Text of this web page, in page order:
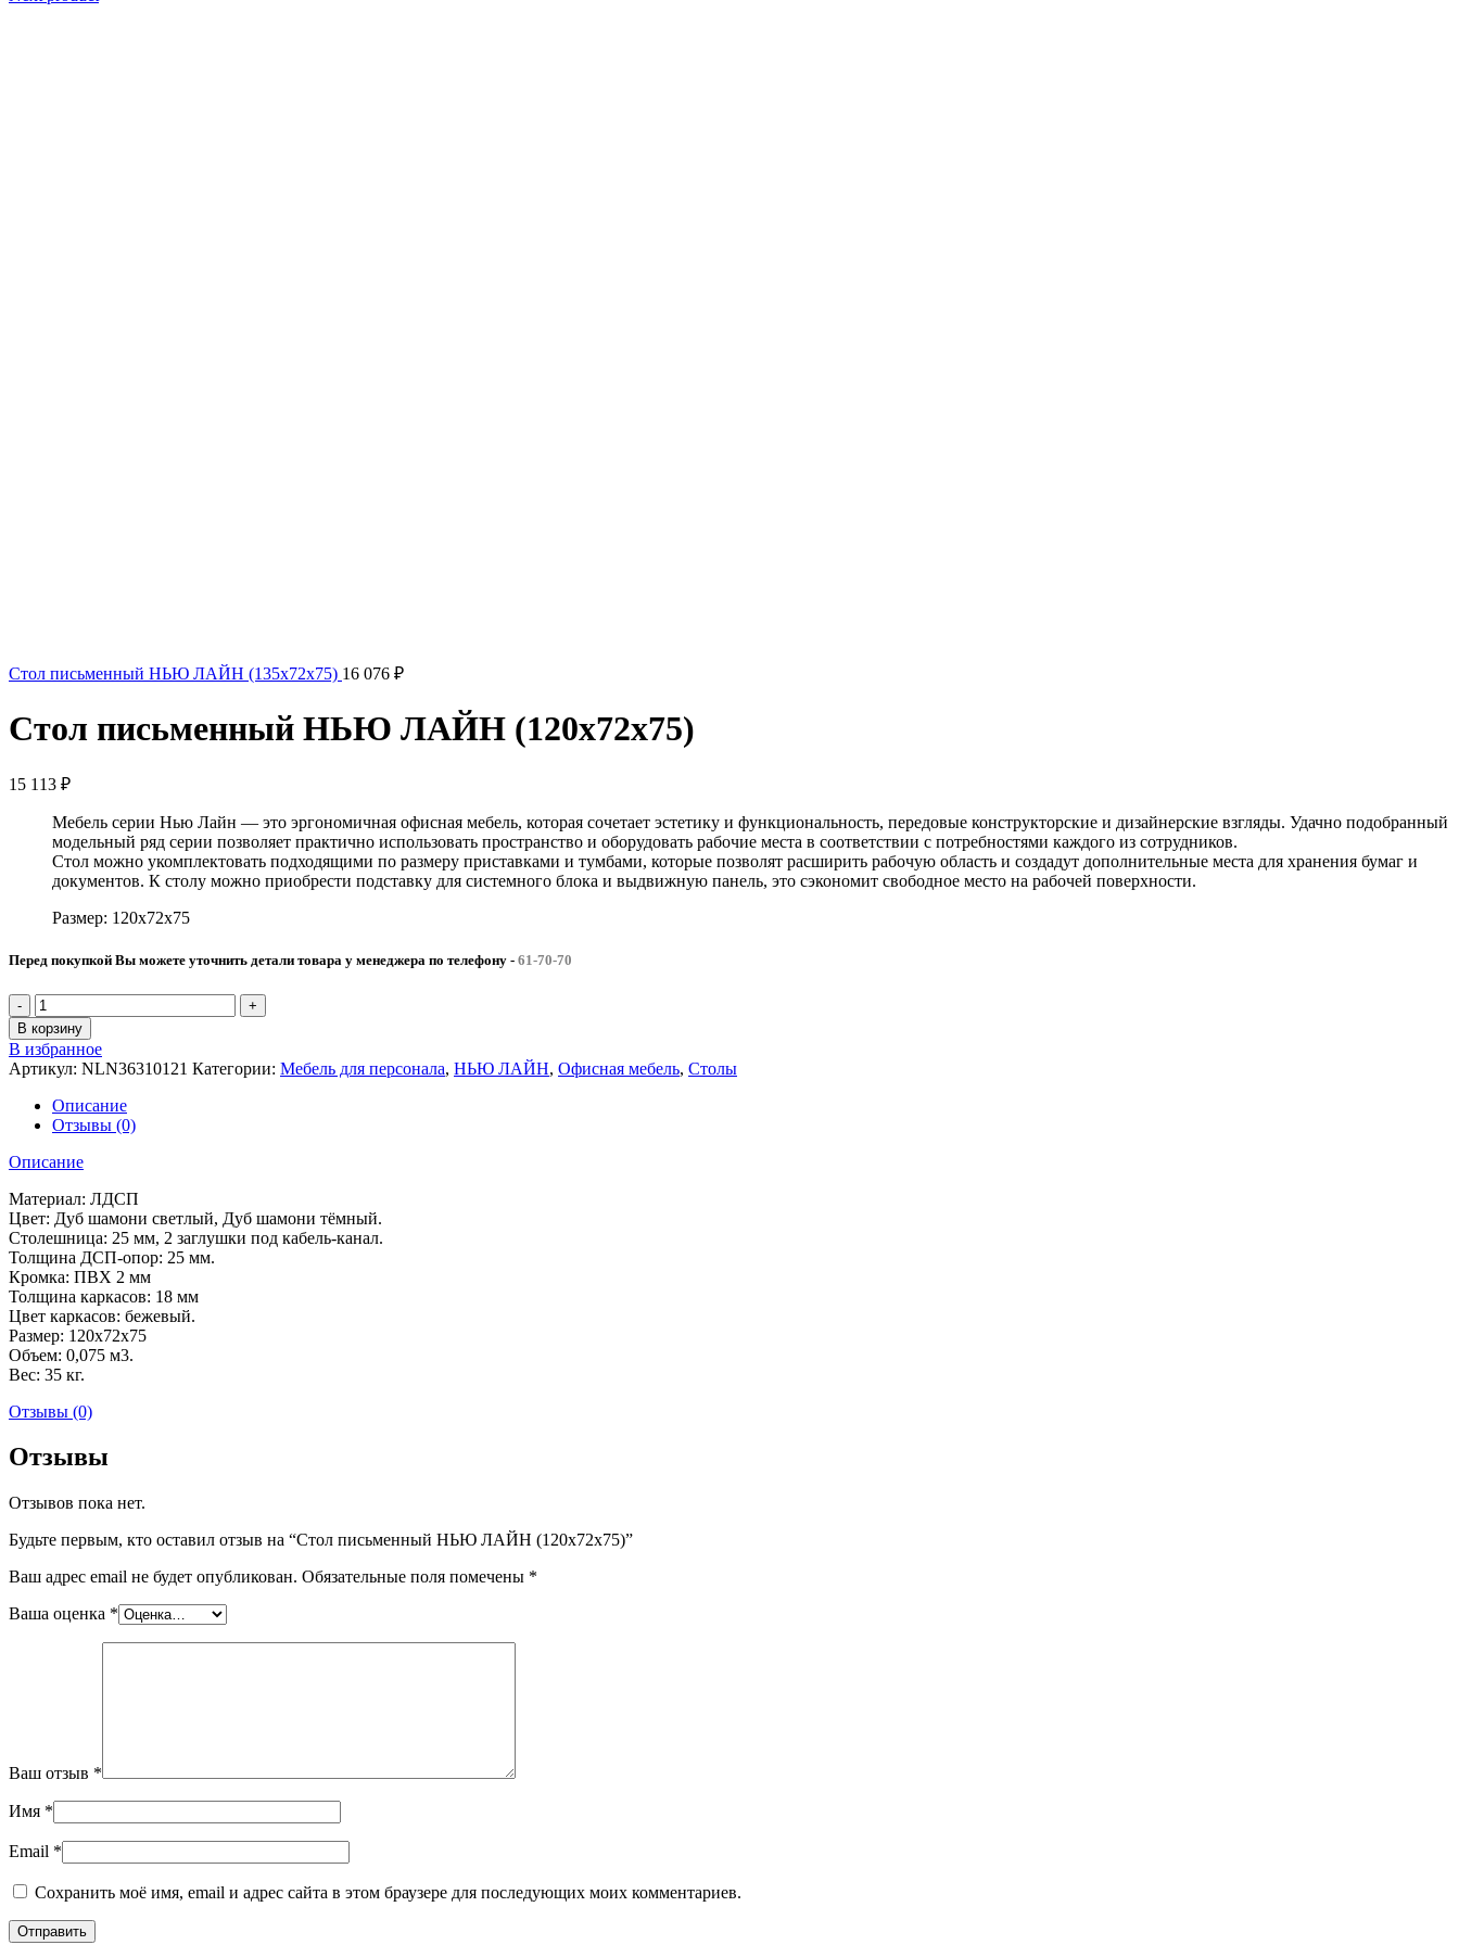
Стол письменный НЬЮ ЛАЙН (135x72x75) 16 076 ₽
Стол письменный НЬЮ ЛАЙН (120x72x75)
15 113 ₽
Мебель серии Нью Лайн — это эргономичная офисная мебель, которая сочетает эстетику и функциональность, передовые конструкторские и дизайнерские взгляды. Удачно подобранный
модельный ряд серии позволяет практично использовать пространство и оборудовать рабочие места в соответствии с потребностями каждого из сотрудников.
Стол можно укомплектовать подходящими по размеру приставками и тумбами, которые позволят расширить рабочую область и создадут дополнительные места для хранения бумаг и
документов. К столу можно приобрести подставку для системного блока и выдвижную панель, это сэкономит свободное место на рабочей поверхности.
Размер: 120x72x75
Перед покупкой Вы можете уточнить детали товара у менеджера по телефону - 61-70-70
В корзину
В избранное
Артикул: NLN36310121 Категории: Мебель для персонала, НЬЮ ЛАЙН, Офисная мебель, Столы
Описание
Отзывы (0)
Описание
Материал: ЛДСП
Цвет: Дуб шамони светлый, Дуб шамони тёмный.
Столешница: 25 мм, 2 заглушки под кабель-канал.
Толщина ДСП-опор: 25 мм.
Кромка: ПВХ 2 мм
Толщина каркасов: 18 мм
Цвет каркасов: бежевый.
Размер: 120x72x75
Объем: 0,075 м3.
Вес: 35 кг.
Отзывы (0)
Отзывы
Отзывов пока нет.
Будьте первым, кто оставил отзыв на “Стол письменный НЬЮ ЛАЙН (120x72x75)”
Ваш адрес email не будет опубликован. Обязательные поля помечены *
Ваша оценка *
Ваш отзыв *
Имя *
Email *
Сохранить моё имя, email и адрес сайта в этом браузере для последующих моих комментариев.